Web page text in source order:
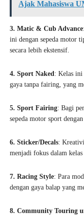
Ajak Mahasiswa
3. Matic & Cub Advance
ini dengan sepeda motor
secara lebih ekstensif.
4. Sport Naked: Kelas ini
gaya tanpa fairing, yang
5. Sport Fairing: Bagi
sepeda motor sport
6. Sticker/Decals:
menjadi fokus dalam kelas
7. Racing Style: Para
dengan gaya balap yang
8. Community Touring